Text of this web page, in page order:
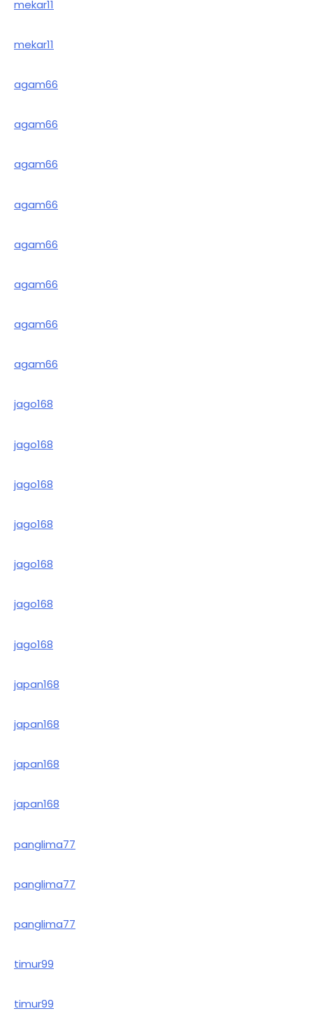
mekar11
mekar11
agam66
agam66
agam66
agam66
agam66
agam66
agam66
agam66
jago168
jago168
jago168
jago168
jago168
jago168
jago168
japan168
japan168
japan168
japan168
panglima77
panglima77
panglima77
timur99
timur99